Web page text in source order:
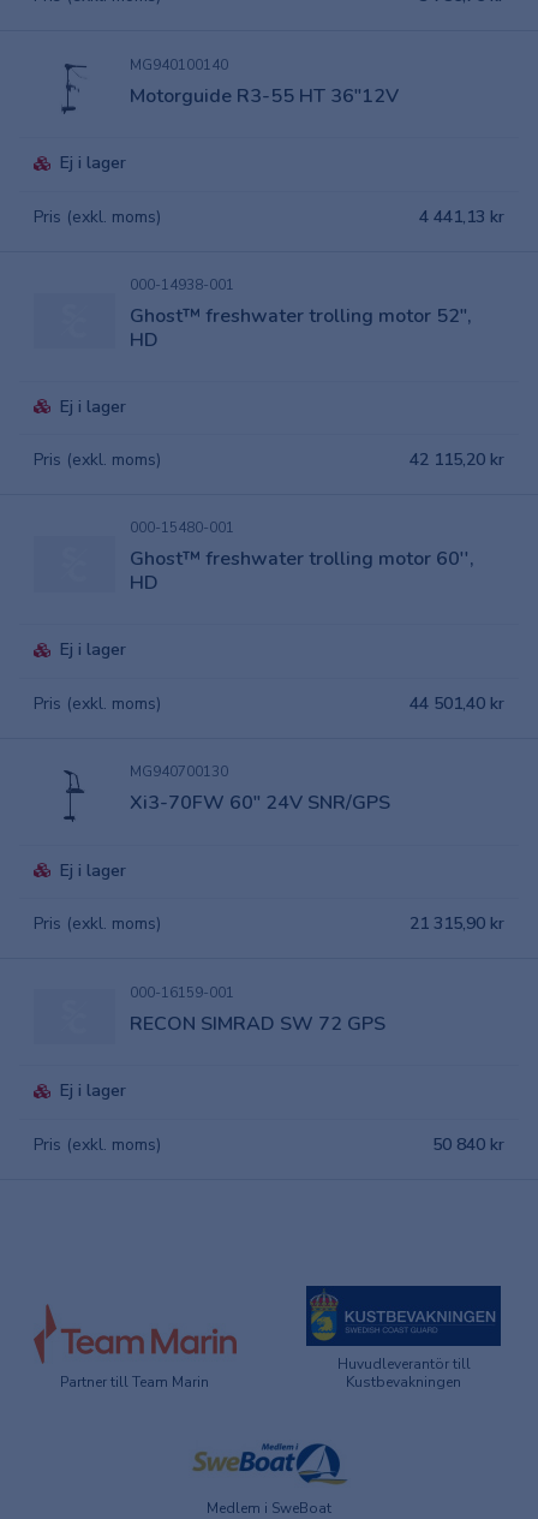
MG940100140
Motorguide R3-55 HT 36"12V
Ej i lager
Pris (exkl. moms) 4 441,13 kr
000-14938-001
Ghost™ freshwater trolling motor 52",
HD
Ej i lager
Pris (exkl. moms) 42 115,20 kr
000-15480-001
Ghost™ freshwater trolling motor 60'',
HD
Ej i lager
Pris (exkl. moms) 44 501,40 kr
MG940700130
Xi3-70FW 60" 24V SNR/GPS
Ej i lager
Pris (exkl. moms) 21 315,90 kr
000-16159-001
RECON SIMRAD SW 72 GPS
Ej i lager
Pris (exkl. moms) 50 840 kr
Partner till Team Marin
Huvudleverantör till
Kustbevakningen
Medlem i SweBoat